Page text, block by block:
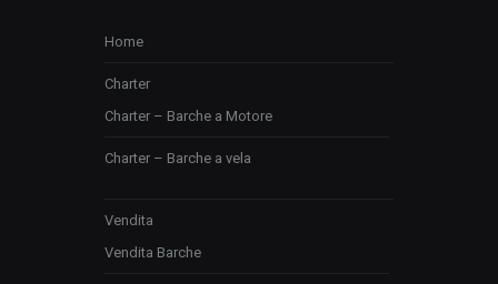
Home
Charter
Charter – Barche a Motore
Charter – Barche a vela
Vendita
Vendita Barche